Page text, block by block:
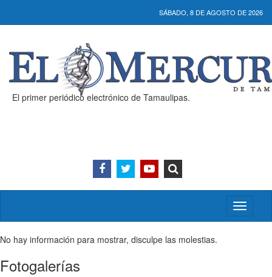
SÁBADO, 8 DE AGOSTO DE 2026
El primer periódico electrónico de Tamaulipas.
Activar/
menú
No hay información para mostrar, disculpe las molestias.
Fotogalerías